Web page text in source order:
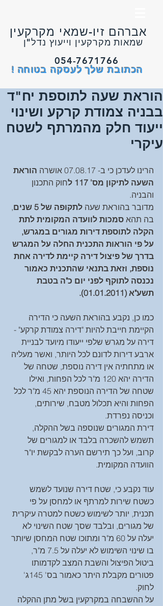
054-7671766
הכתובת שלך לעסקה בטוחה !
הוראת שעה לתוספת יח"ד
בבניה צמודת קרקע ושינוי
ייעוד חלק מהמרתף לשטח
עיקרי
הרינו לעדכן כי ב- 07.08.17 אושרה
הוראת
השעה לתיקון מס' 117 ל
חוק התכנון
והבניה.
מדובר בהוראת שעה לתקופה של 5 שנים
,
בה תהא סמכות לוועדה המקומית לתת
הקלה לתוספת דירות מגורים במגרש,
על פי הוראות התכנית החלה על המגרש
בדרך של פיצול דירה קיימת לדירה אחת
נוספת, וזאת בתנאי שהתכנית כאמור
נכנסה לתוקף לפני יום כ"ה בטבת
תשע"א (01.01.2011).
כמו כן, נקבע בהוראת השעה כי הדירה
הקיימת חייבת להיות "דירה צמודת קרקע" -
דירה על מגרש שלפי ייעודו מיועד לבניית
ארבע דירות לדונם לכל היותר, ואשר מעליה
או מתחתיה אין דירה נוספת, שטחה של
הדירה יהא 120 מ"ר לכל הפחות, ואילו
שטחה של הדירה הנוספת יהא 45 מ"ר לכל
הפחות והיא תכלול מטבח, שירותים,
וכניסה נפרדת.
דירת המגורים שנוספה בשל ההקלה,
תשמש להשכרה בלבד או למגורים של
קרוב, ועל כך תירשם הערה לבקשת יו"ר
הוועדה המקומית.
עוד נקבע כי, שטח דירה שנועד לשמש
כשטח שירות למרתף או למחסן על פי
תכנית, יותר לשימוש כשטח למטרה עיקרית
של מגורים, ובלבד שסך שטח השינוי לא
יעלה על 60 מ"ר ומתוכו שטח המחסן שיותר
בו שינוי השימוש לא יעלה על 7.5 מ"ר,
ביטול הפיצול והשבת המצב לקדמותו
פטורים מקבלת היתר כאמור בס' 145ג'
לחוק.
על ההשבחה במקרקעין בשל מתן ההקלה